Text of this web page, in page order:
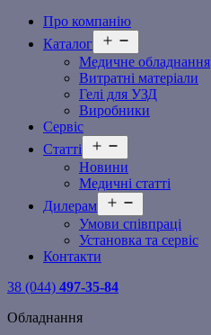
Про компанію
Каталог
меню
Медичне обладнання
Витратні матеріали
Гелі для УЗД
Виробники
Сервіс
Статті
меню
Новини
Медичні статті
Дилерам
меню
Умови співпраці
Установка та сервіс
Контакти
38 (044) 497-35-84
Обладнання